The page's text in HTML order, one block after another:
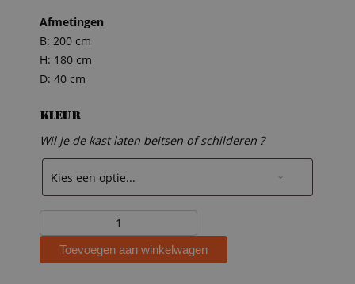
Afmetingen
B: 200 cm
H: 180 cm
D: 40 cm
Kleur
Wil je de kast laten beitsen of schilderen ?
bureaukast
EwoudToevoegen aan winkelwagen